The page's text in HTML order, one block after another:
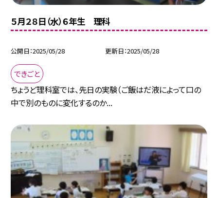
５月２８日（水）６年生 理科
公開日 2025/05/28 更新日 2025/05/28
できごと
ちょうど理科室では、先日の実験（ご飯はだ液によって口の
中で別のものに変化するのか...